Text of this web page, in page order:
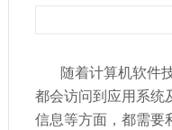
随着计算机软件
都会访问到应用系统
信息等方面，都需要